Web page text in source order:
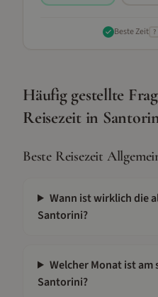
Beste Zeit ?
Häufig gestellte
Reisezeit in
Beste Reisezeit
Wann ist wirklich die
Santorini?
Welcher Monat ist
Santorini?